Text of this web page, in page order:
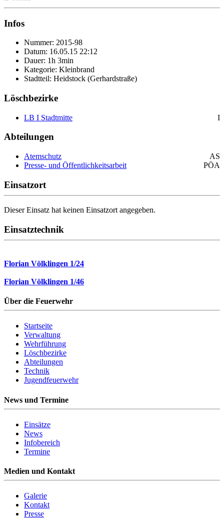
Infos
Nummer: 2015-98
Datum: 16.05.15 22:12
Dauer: 1h 3min
Kategorie: Kleinbrand
Stadtteil: Heidstock (Gerhardstraße)
Löschbezirke
LB I Stadtmitte I
Abteilungen
Atemschutz
AS
Presse- und Öffentlichkeitsarbeit
PÖA
Einsatzort
Dieser Einsatz hat keinen Einsatzort angegeben.
Einsatztechnik
Florian Völklingen 1/24
Florian Völklingen 1/46
Über die Feuerwehr
Startseite
Verwaltung
Wehrführung
Löschbezirke
Abteilungen
Technik
Jugendfeuerwehr
News und Termine
Einsätze
News
Infobereich
Termine
Medien und Kontakt
Galerie
Kontakt
Presse